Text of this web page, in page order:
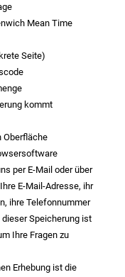
Mean Time
Seite)
kommt
Oberfläche
per E-Mail oder über
E-Mail-Adresse, ihr
ihre Telefonnummer
Speicherung ist
Ihre Fragen zu
Erhebung ist die